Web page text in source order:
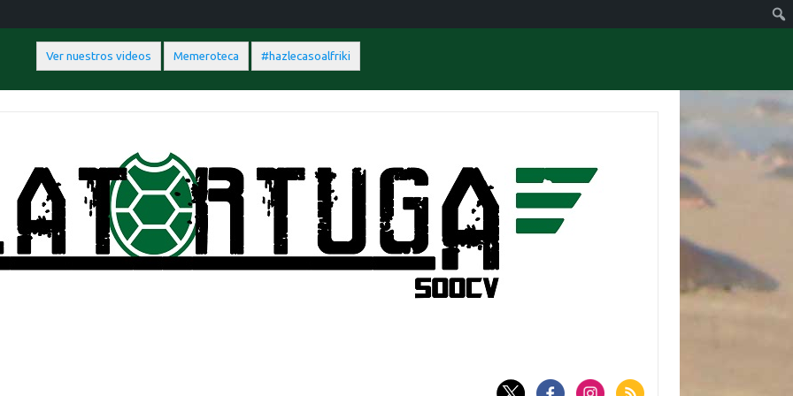
Ver nuestros videos Memeroteca #hazlecasoalfriki